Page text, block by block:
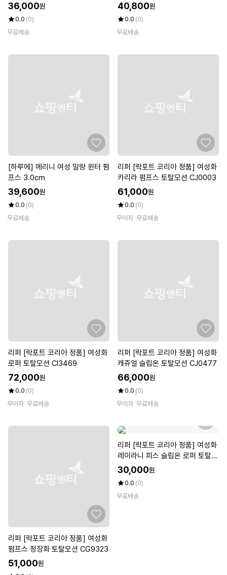
36,000원
0.0 (0)
무료배송
40,800원
0.0 (0)
무료배송
[하루에] 메리니 여성 말랑 윈터 펌
프스 3.0cm
39,600원
0.0 (0)
무료배송
리퍼 [락포트 코리아 정품] 여성화
카리라 펌프스 토탈모션 CJ0003
61,000원
0.0 (0)
무이자 무료배송
리퍼 [락포트 코리아 정품] 여성화
로퍼 토탈모션 CI3469
72,000원
0.0 (0)
무이자 무료배송
리퍼 [락포트 코리아 정품] 여성화
캐쥬얼 슬립온 토탈모션 CJ0477
66,000원
0.0 (0)
무이자 무료배송
리퍼 [락포트 코리아 정품] 여성화
펌프스 정장화 토탈모션 CG9323
51,000원
리퍼 [락포트 코리아 정품] 여성화
레이라니 피스 슬립온 로퍼 토탈모
션 CI5526
30,000원
0.0 (0)
무료배송